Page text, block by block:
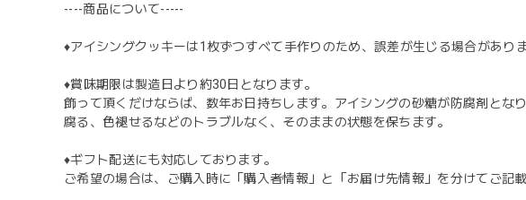
----商品について-----
♦︎アイシングクッキーは1枚ずつすべて手作りのため、誤差が生じる場合があり
♦︎賞味期限は製造日より約30日となります。
飾って頂くだけならば、数年お日持ちします。アイシングの砂糖が防腐剤とな
腐る、色褪せるなどのトラブルなく、そのままの状態を保ちます。
♦︎ギフト配送にも対応しております。
ご希望の場合は、ご購入時に「購入者情報」と「お届け先情報」を分けてご記